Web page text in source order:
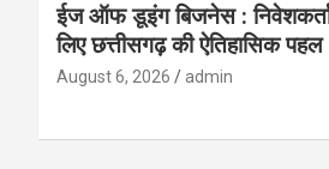
ईज ऑफ डूइंग बिजनेस :
लिए छत्तीसगढ़ की ऐतिहासिक पहल
August 6, 2026 admin